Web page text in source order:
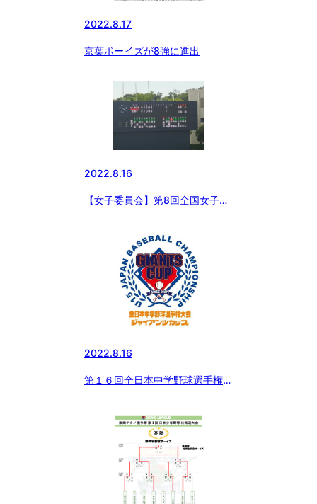
2022.8.17
京葉ボーイズが8強に進出
2022.8.16
【女子委員会】第8回全国女子中
2022.8.16
第１６回全日本中学野球選手権大